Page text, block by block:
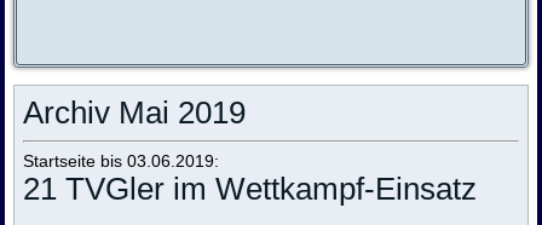
Archiv Mai 2019
Startseite bis 03.06.2019:
21 TVGler im Wettkampf-Einsatz